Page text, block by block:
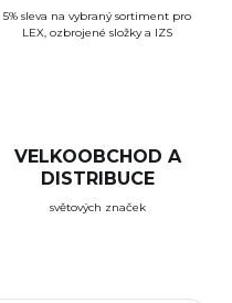
5% sleva na vybraný sortiment pro
LEX, ozbrojené složky a IZS
VELKOOBCHOD A
DISTRIBUCE
světových značek